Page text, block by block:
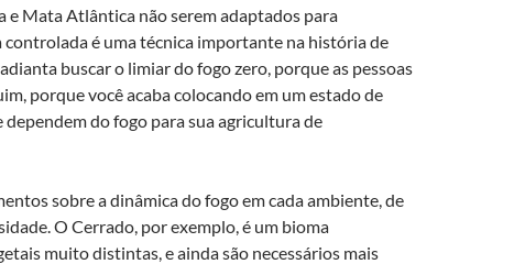
e Mata Atlântica não serem adaptados para
é uma técnica importante na história de
buscar o limiar do fogo zero, porque as pessoas
porque você acaba colocando em um estado de
do fogo para sua agricultura de
sobre a dinâmica do fogo em cada ambiente, de
O Cerrado, por exemplo, é um bioma
muito distintas, e ainda são necessários mais